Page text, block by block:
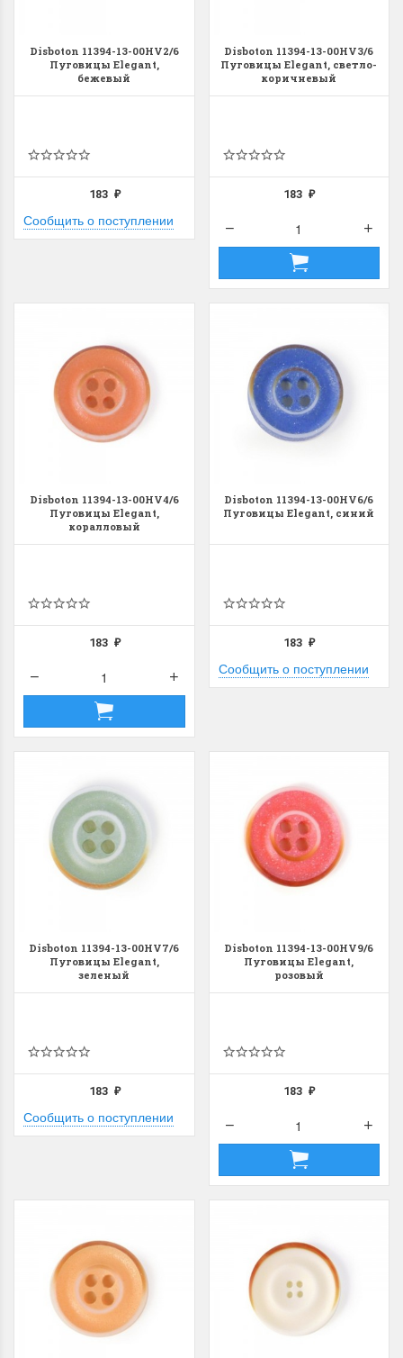
Disboton 11394-13-00HV2/6
Пуговицы Elegant,
бежевый
183 ₽
Сообщить о поступлении
Disboton 11394-13-00HV3/6
Пуговицы Elegant, светло-
коричневый
183₽
Disboton 11394-13-00HV4/6
Пуговицы Elegant,
коралловый
183 ₽
Disboton 11394-13-00HV6/6
Пуговицы Elegant, синий
183₽
Сообщить о поступлении
Disboton 11394-13-00HV7/6
Пуговицы Elegant,
зеленый
183 ₽
Сообщить о поступлении
Disboton 11394-13-00HV9/6
Пуговицы Elegant,
розовый
183₽